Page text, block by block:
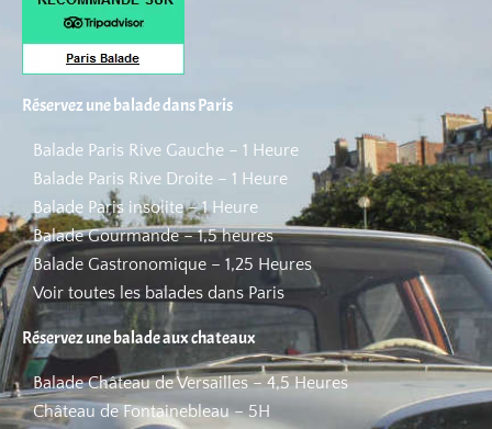
Réservez une balade dans Paris
Balade Paris Rive Gauche – 1 Heure
Balade Paris Rive Droite – 1 Heure
Balade Paris insolite – 1 Heure
Balade Gourmande – 1,5 heures
Balade Gastronomique – 1,25 Heures
Voir toutes les balades dans Paris
Réservez une balade aux chateaux
Balade Château de Versailles – 4,5 Heures
Château de Fontainebleau – 5H